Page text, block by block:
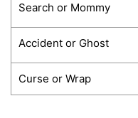
Search or Mommy
Accident or Ghost
Curse or Wrap